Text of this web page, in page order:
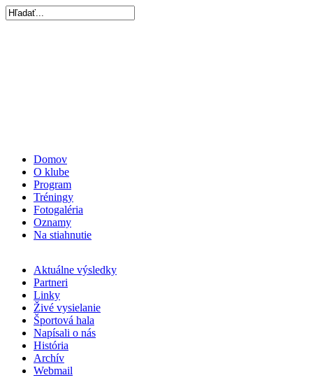
Domov
O klube
Program
Tréningy
Fotogaléria
Oznamy
Na stiahnutie
Aktuálne výsledky
Partneri
Linky
Živé vysielanie
Športová hala
Napísali o nás
História
Archív
Webmail